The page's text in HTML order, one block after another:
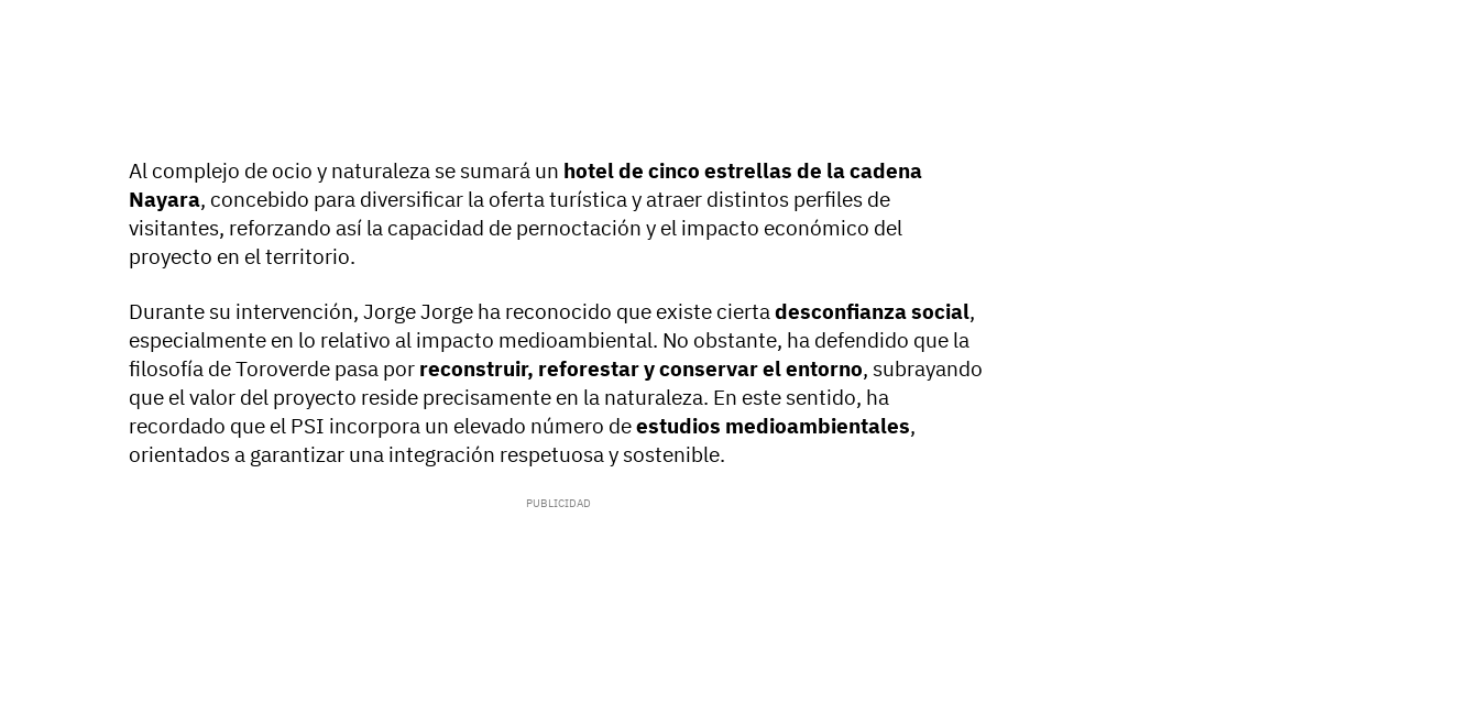
Al complejo de ocio y naturaleza se sumará un hotel de cinco estrellas de la cadena
Nayara, concebido para diversificar la oferta turística y atraer distintos perfiles de
visitantes, reforzando así la capacidad de pernoctación y el impacto económico del
proyecto en el territorio.
Durante su intervención, Jorge Jorge ha reconocido que existe ciertadesconfianza social,
especialmente en lo relativo al impacto medioambiental. No obstante, ha defendido que la
filosofía de Toroverde pasa por reconstruir, reforestar y conservar el entorno, subrayando
que el valor del proyecto reside precisamente en la naturaleza. En este sentido, ha
recordado que el PSI incorpora un elevado número deestudios medioambientales,
orientados a garantizar una integración respetuosa y sostenible.